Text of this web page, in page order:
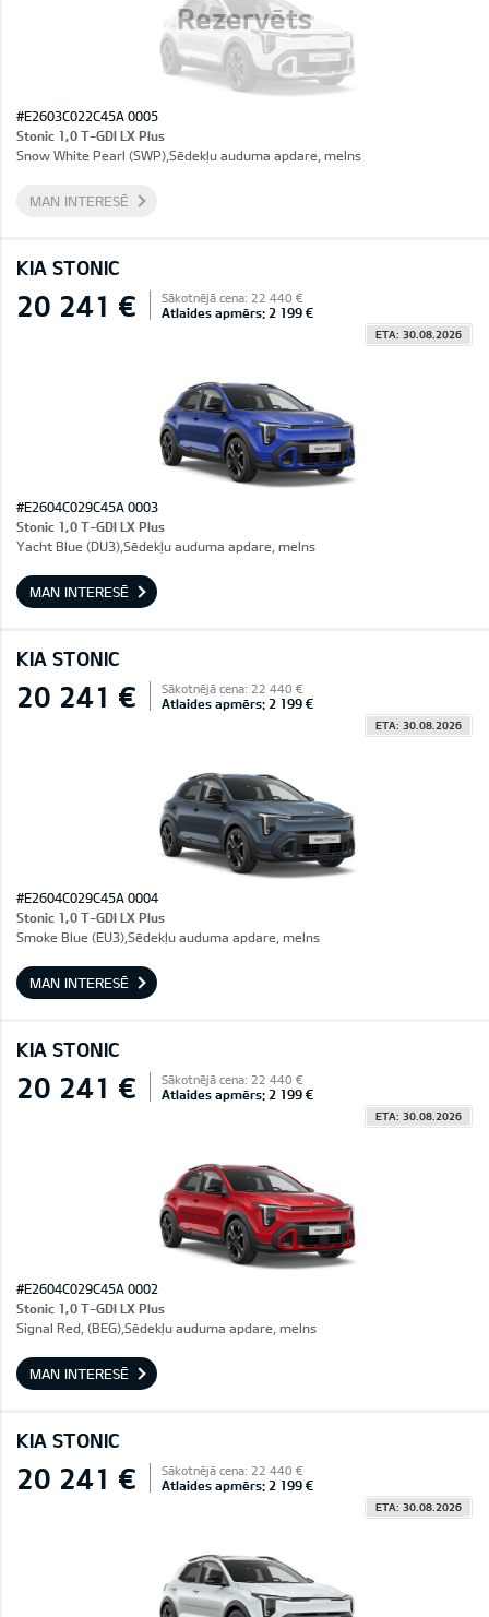
Rezervēts
#E2603C022C45A 0005
Stonic 1,0 T-GDI LX Plus
Snow White Pearl (SWP),Sēdekļu auduma apdare, melns
MAN INTERESĒ
KIA STONIC
20 241 € Sākotnējā cena: 22 440 €
Atlaides apmērs: 2 199 €
ETA: 30.08.2026
#E2604C029C45A 0003
Stonic 1,0 T-GDI LX Plus
Yacht Blue (DU3),Sēdekļu auduma apdare, melns
MAN INTERESĒ
KIA STONIC
20 241 € Sākotnējā cena: 22 440 €
Atlaides apmērs: 2 199 €
ETA: 30.08.2026
#E2604C029C45A 0004
Stonic 1,0 T-GDI LX Plus
Smoke Blue (EU3),Sēdekļu auduma apdare, melns
MAN INTERESĒ
KIA STONIC
20 241 € Sākotnējā cena: 22 440 €
Atlaides apmērs: 2 199 €
ETA: 30.08.2026
#E2604C029C45A 0002
Stonic 1,0 T-GDI LX Plus
Signal Red, (BEG),Sēdekļu auduma apdare, melns
MAN INTERESĒ
KIA STONIC
20 241 € Sākotnējā cena: 22 440 €
Atlaides apmērs: 2 199 €
ETA: 30.08.2026